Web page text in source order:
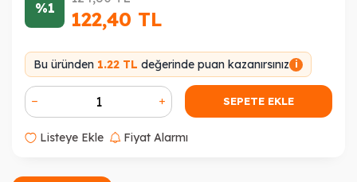
%1 122,40 TL
Bu üründen 1.22 TL değerinde puan kazanırsınız i
SEPETE EKLE
Listeye Ekle Fiyat Alarmı